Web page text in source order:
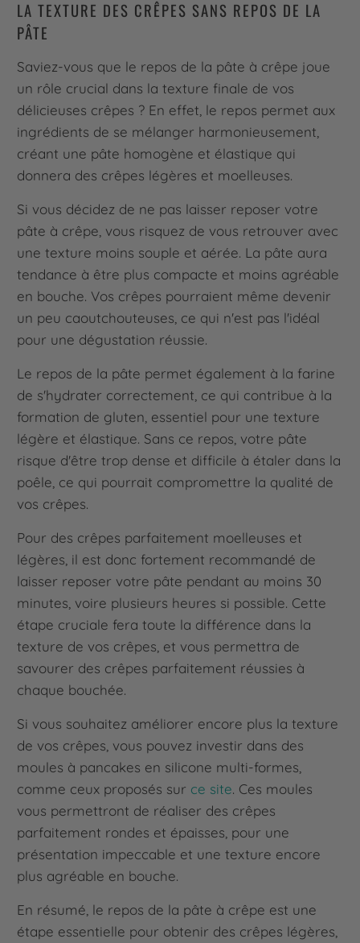
LA TEXTURE DES CRÊPES SANS REPOS DE LA
PÂTE
Saviez-vous que le repos de la pâte à crêpe joue
un rôle crucial dans la texture finale de vos
délicieuses crêpes ? En effet, le repos permet aux
ingrédients de se mélanger harmonieusement,
créant une pâte homogène et élastique qui
donnera des crêpes légères et moelleuses.
Si vous décidez de ne pas laisser reposer votre
pâte à crêpe, vous risquez de vous retrouver avec
une texture moins souple et aérée. La pâte aura
tendance à être plus compacte et moins agréable
en bouche. Vos crêpes pourraient même devenir
un peu caoutchouteuses, ce qui n'est pas l'idéal
pour une dégustation réussie.
Le repos de la pâte permet également à la farine
de s'hydrater correctement, ce qui contribue à la
formation de gluten, essentiel pour une texture
légère et élastique. Sans ce repos, votre pâte
risque d'être trop dense et difficile à étaler dans la
poêle, ce qui pourrait compromettre la qualité de
vos crêpes.
Pour des crêpes parfaitement moelleuses et
légères, il est donc fortement recommandé de
laisser reposer votre pâte pendant au moins 30
minutes, voire plusieurs heures si possible. Cette
étape cruciale fera toute la différence dans la
texture de vos crêpes, et vous permettra de
savourer des crêpes parfaitement réussies à
chaque bouchée.
Si vous souhaitez améliorer encore plus la texture
de vos crêpes, vous pouvez investir dans des
moules à pancakes en silicone multi-formes,
comme ceux proposés sur ce site. Ces moules
vous permettront de réaliser des crêpes
parfaitement rondes et épaisses, pour une
présentation impeccable et une texture encore
plus agréable en bouche.
En résumé, le repos de la pâte à crêpe est une
étape essentielle pour obtenir des crêpes légères,